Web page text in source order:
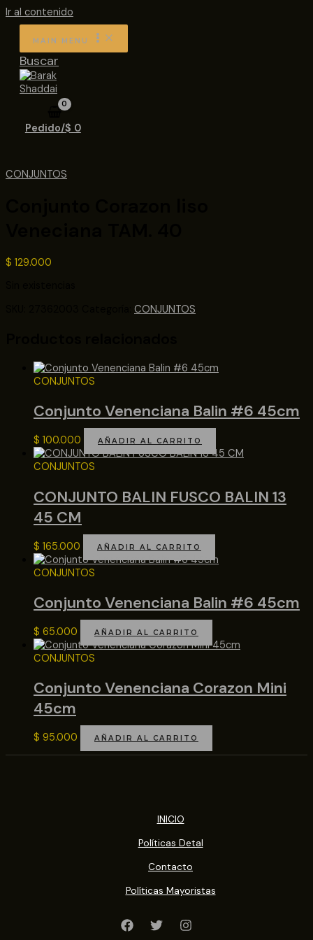
Ir al contenido
MAIN MENU
Buscar
Pedido/$ 0
CONJUNTOS
$ 129.000
CONJUNTOS
CONJUNTOS
Conjunto Venenciana Balin #6 45cm
$ 100.000 AÑADIR AL CARRITO
CONJUNTOS
CONJUNTO BALIN FUSCO BALIN 13
45 CM
$ 165.000 AÑADIR AL CARRITO
CONJUNTOS
Conjunto Venenciana Balin #6 45cm
$ 65.000 AÑADIR AL CARRITO
CONJUNTOS
Conjunto Venenciana Corazon Mini
45cm
$ 95.000 AÑADIR AL CARRITO
INICIO
Políticas Detal
Contacto
Políticas Mayoristas